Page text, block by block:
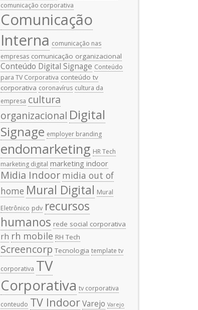
comunicação corporativa
Comunicação
Interna comunicação nas
empresas comunicação organizacional
Conteúdo Digital Signage Conteúdo
para TV Corporativa conteúdo tv
corporativa coronavírus cultura da
empresa cultura
organizacional Digital
Signage employer branding
endomarketing HR Tech
marketing digital marketing indoor
Midia Indoor midia out of
home Mural Digital Mural
Eletrônico pdv recursos
humanos rede social corporativa
rh rh mobile RH Tech
Screencorp Tecnologia template tv
corporativa TV
Corporativa tv corporativa
conteudo TV IndoorVarejo Varejo